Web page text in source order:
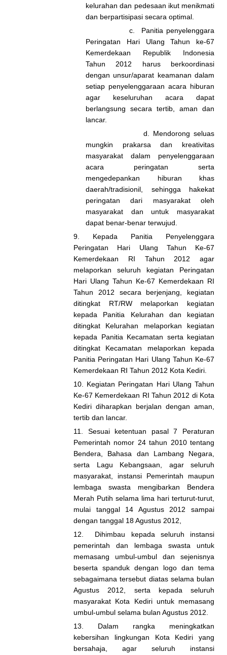
kelurahan dan pedesaan ikut menikmati
dan berpartisipasi secara optimal.
c. Panitia penyelenggara
Peringatan Hari Ulang Tahun ke-67
Kemerdekaan Republik Indonesia
Tahun 2012 harus berkoordinasi
dengan unsur/aparat keamanan dalam
setiap penyelenggaraan acara hiburan
agar keseluruhan acara dapat
berlangsung secara tertib, aman dan
lancar.
d. Mendorong seluas
mungkin prakarsa dan kreativitas
masyarakat dalam penyelenggaraan
acara peringatan serta
mengedepankan hiburan khas
daerah/tradisionil, sehingga hakekat
peringatan dari masyarakat oleh
masyarakat dan untuk masyarakat
dapat benar-benar terwujud.
9. Kepada Panitia Penyelenggara
Peringatan Hari Ulang Tahun Ke-67
Kemerdekaan RI Tahun 2012 agar
melaporkan seluruh kegiatan Peringatan
Hari Ulang Tahun Ke-67 Kemerdekaan RI
Tahun 2012 secara berjenjang, kegiatan
ditingkat RT/RW melaporkan kegiatan
kepada Panitia Kelurahan dan kegiatan
ditingkat Kelurahan melaporkan kegiatan
kepada Panitia Kecamatan serta kegiatan
ditingkat Kecamatan melaporkan kepada
Panitia Peringatan Hari Ulang Tahun Ke-67
Kemerdekaan RI Tahun 2012 Kota Kediri.
10. Kegiatan Peringatan Hari Ulang Tahun
Ke-67 Kemerdekaan RI Tahun 2012 di Kota
Kediri diharapkan berjalan dengan aman,
tertib dan lancar.
11. Sesuai ketentuan pasal 7 Peraturan
Pemerintah nomor 24 tahun 2010 tentang
Bendera, Bahasa dan Lambang Negara,
serta Lagu Kebangsaan, agar seluruh
masyarakat, instansi Pemerintah maupun
lembaga swasta mengibarkan Bendera
Merah Putih selama lima hari terturut-turut,
mulai tanggal 14 Agustus 2012 sampai
dengan tanggal 18 Agustus 2012,
12. Dihimbau kepada seluruh instansi
pemerintah dan lembaga swasta untuk
memasang umbul-umbul dan sejenisnya
beserta spanduk dengan logo dan tema
sebagaimana tersebut diatas selama bulan
Agustus 2012, serta kepada seluruh
masyarakat Kota Kediri untuk memasang
umbul-umbul selama bulan Agustus 2012.
13. Dalam rangka meningkatkan
kebersihan lingkungan Kota Kediri yang
bersahaja, agar seluruh instansi